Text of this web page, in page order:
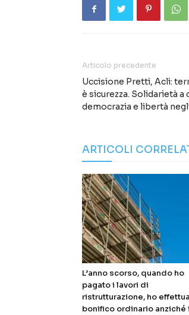
Articolo precedente
Uccisione Pretti, Acli:
è sicurezza. Solidarietà a
democrazia e libertà
ARTICOLI
L’anno scorso, quando ho
pagato i lavori di
ristrutturazione, ho
bonifico ordinario anziché